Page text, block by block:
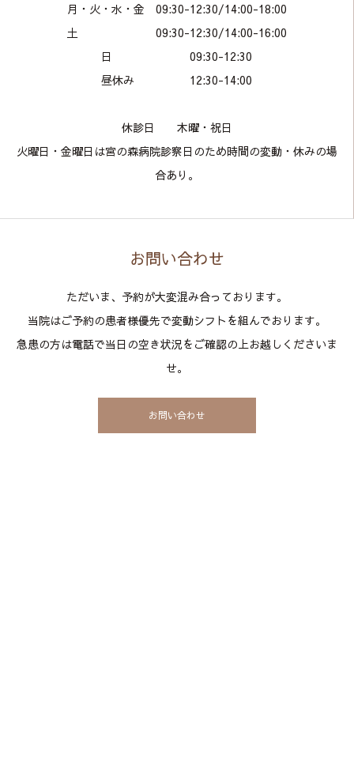
月・火・水・金 09:30-12:30/14:00-18:00
土 09:30-12:30/14:00-16:00
日 09:30-12:30
昼休み 12:30-14:00
​休診日 木曜・祝日
火曜日・金曜日は宮の森病院診察日のため時間の変動・休みの場
合あり。
お問い合わせ
ただいま、予約が大変混み合っております。
当院はご予約の患者様優先で変動シフトを組んでおります。
急患の方は電話で当日の空き状況をご確認の上お越しくださいま
せ。
お問い合わせ